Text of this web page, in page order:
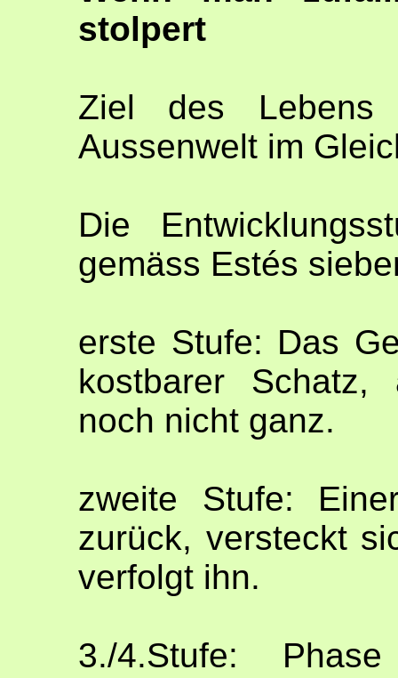
stolpert
Ziel des
Aussenwelt im
Die
gemäss Estés
erste Stufe: Das
kostbarer
noch nicht ganz.
zweite Stufe:
zurück, versteckt
verfolgt ihn.
3./4.Stufe: